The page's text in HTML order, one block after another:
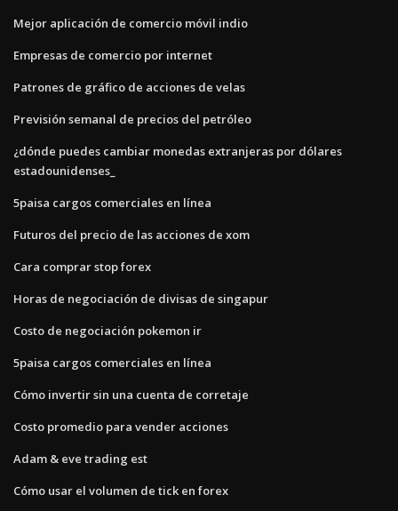
Mejor aplicación de comercio móvil indio
Empresas de comercio por internet
Patrones de gráfico de acciones de velas
Previsión semanal de precios del petróleo
¿dónde puedes cambiar monedas extranjeras por dólares
estadounidenses_
5paisa cargos comerciales en línea
Futuros del precio de las acciones de xom
Cara comprar stop forex
Horas de negociación de divisas de singapur
Costo de negociación pokemon ir
5paisa cargos comerciales en línea
Cómo invertir sin una cuenta de corretaje
Costo promedio para vender acciones
Adam & eve trading est
Cómo usar el volumen de tick en forex